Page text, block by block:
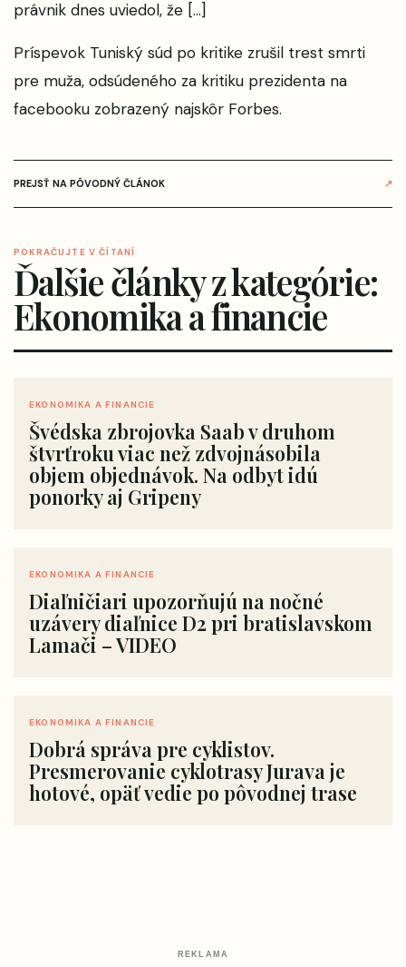
právnik dnes uviedol, že […]
Príspevok Tuniský súd po kritike zrušil trest smrti
pre muža, odsúdeného za kritiku prezidenta na
facebooku zobrazený najskôr Forbes.
PREJSŤ NA PÔVODNÝ ČLÁNOK ↗
POKRAČUJTE V ČÍTANÍ
Ďalšie články z kategórie:
Ekonomika a financie
EKONOMIKA A FINANCIE
Švédska zbrojovka Saab v druhom
štvrťroku viac než zdvojnásobila
objem objednávok. Na odbyt idú
ponorky aj Gripeny
EKONOMIKA A FINANCIE
Diaľničiari upozorňujú na nočné
uzávery diaľnice D2 pri bratislavskom
Lamači – VIDEO
EKONOMIKA A FINANCIE
Dobrá správa pre cyklistov.
Presmerovanie cyklotrasy Jurava je
hotové, opäť vedie po pôvodnej trase
REKLAMA